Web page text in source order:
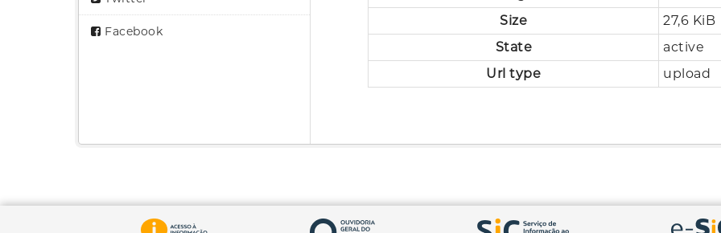
Facebook
Size
27,6 KiB
State
active
Url type
upload